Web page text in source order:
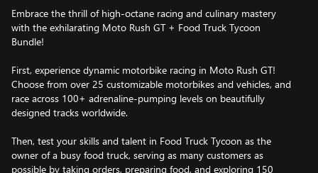
Embrace the thrill of high-octane racing and culinary mastery
with the exhilarating Moto Rush GT + Food Truck Tycoon
Bundle!
First, experience dynamic motorbike racing in Moto Rush GT!
Choose from over 25 customizable motorbikes and vehicles, and
race across 100+ adrenaline-pumping levels on beautifully
designed tracks worldwide.
Then, test your skills and talent in Food Truck Tycoon as the
owner of a busy food truck, serving as many customers as
possible by taking orders, preparing food, and exploring 150